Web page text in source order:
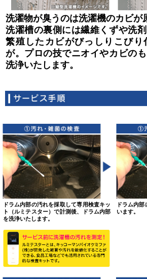
洗濯物が臭うのは洗濯機のカビが
洗濯槽の裏側には繊維くずや洗
繁殖したカビがびっしりこびり
が。プロの技でニオイやカビの
洗浄いたします。
ドラム内部の汚れを採取して専用検査キッ
ト（ルミテスター）で計測後、ドラム内部
を洗浄いたします。
ドラム内
います。